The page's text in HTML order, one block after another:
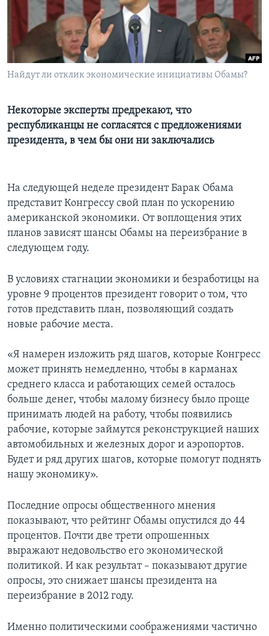
Learning English
СОЦИАЛЬНЫЕ СЕТИ
Языки
Найдут ли отклик экономические инициативы Обамы?
Некоторые эксперты предрекают, что
республиканцы не согласятся с предложениями
президента, в чем бы они ни заключались
На следующей неделе президент Барак Обама
представит Конгрессу свой план по ускорению
американской экономики. От воплощения этих
планов зависят шансы Обамы на переизбрание в
следующем году.
В условиях стагнации экономики и безработицы на
уровне 9 процентов президент говорит о том, что
готов представить план, позволяющий создать
новые рабочие места.
«Я намерен изложить ряд шагов, которые Конгресс
может принять немедленно, чтобы в карманах
среднего класса и работающих семей осталось
больше денег, чтобы малому бизнесу было проще
принимать людей на работу, чтобы появились
рабочие, которые займутся реконструкцией наших
автомобильных и железных дорог и аэропортов.
Будет и ряд других шагов, которые помогут поднять
нашу экономику».
Последние опросы общественного мнения
показывают, что рейтинг Обамы опустился до 44
процентов. Почти две трети опрошенных
выражают недовольство его экономической
политикой. И как результат – показывают другие
опросы, это снижает шансы президента на
переизбрание в 2012 году.
Именно политическими соображениями частично